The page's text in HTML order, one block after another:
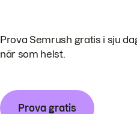
Prova Semrush gratis i sju
när som helst.
Prova gratis